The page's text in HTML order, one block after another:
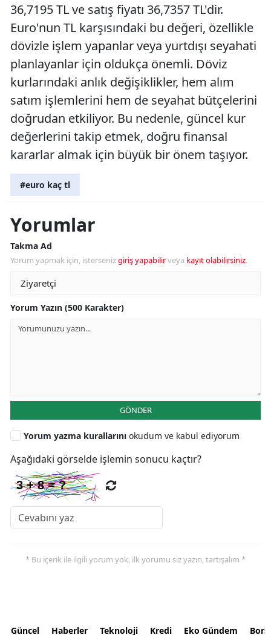
36,7195 TL ve satış fiyatı 36,7357 TL'dir.
Euro'nun TL karşısındaki bu değeri, özellikle
dövizle işlem yapanlar veya yurtdışı seyahati
planlayanlar için oldukça önemli. Döviz
kurlarındaki anlık değişiklikler, hem alım
satım işlemlerini hem de seyahat bütçelerini
doğrudan etkiliyor. Bu nedenle, güncel kur
değerlerini takip etmek, doğru finansal
kararlar almak için büyük bir önem taşıyor.
#euro kaç tl
Yorumlar
Takma Ad
Yorum yapmak için, istersenizgiriş yapabilirveya kayıt olabilirsiniz.
Yorum Yazın (500 Karakter)
GÖNDER
Yorum yazma kurallarını okudum ve kabul ediyorum
Aşağıdaki görselde işlemin sonucu kaçtır?
* Bu içerik ile ilgili yorum yok, ilk yorumu siz yazın, tartışalım *
Güncel Haberler Teknoloji Kredi Eko Gündem